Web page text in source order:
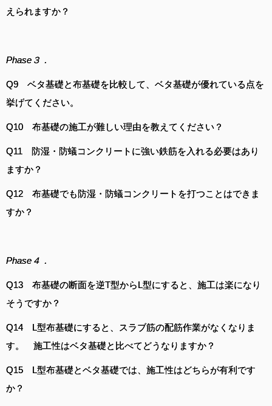
えられますか？
Phase３．
Q9 ベタ基礎と布基礎を比較して、ベタ基礎が優れている点を
挙げてください。
Q10 布基礎の施工が難しい理由を教えてください？
Q11 防湿・防蟻コンクリートに強い鉄筋を入れる必要はあり
ますか？
Q12 布基礎でも防湿・防蟻コンクリートを打つことはできま
すか？
Phase４．
Q13 布基礎の断面を逆T型からL型にすると、施工は楽になり
そうですか？
Q14 L型布基礎にすると、スラブ筋の配筋作業がなくなりま
す。 施工性はベタ基礎と比べてどうなりますか？
Q15 L型布基礎とベタ基礎では、施工性はどちらが有利です
か？